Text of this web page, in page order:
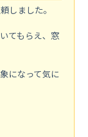
しました。
てもらえ、窓
になって気に